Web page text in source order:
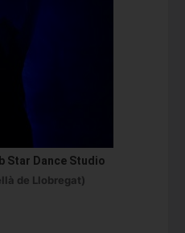
Star Dance Studio
de Llobregat)